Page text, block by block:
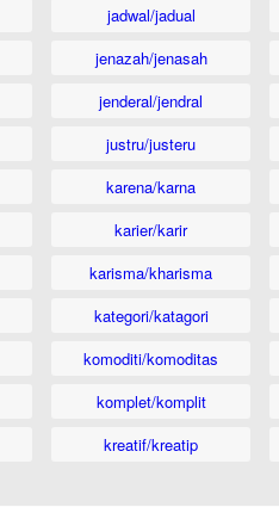
jadwal/jadual
jenazah/jenasah
jenderal/jendral
justru/justeru
karena/karna
karier/karir
karisma/kharisma
kategori/katagori
komoditi/komoditas
komplet/komplit
kreatif/kreatip